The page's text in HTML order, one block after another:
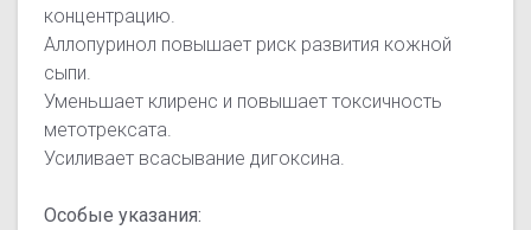
концентрацию.
Аллопуринол повышает риск развития кожной
сыпи.
Уменьшает клиренс и повышает токсичность
метотрексата.
Усиливает всасывание дигоксина.
Особые указания: